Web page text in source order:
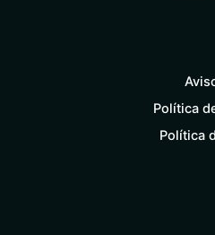
Política
Política